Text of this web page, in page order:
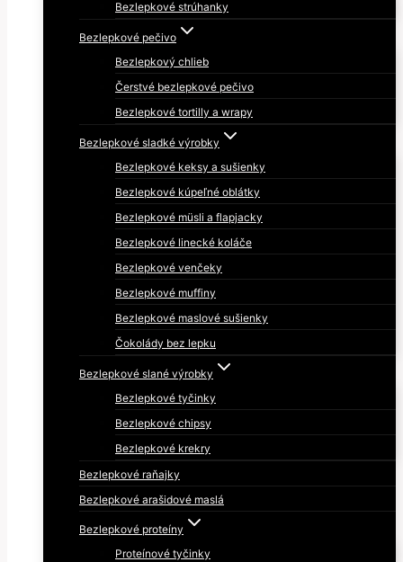
Bezlepkové strúhanky
Bezlepkové pečivo
Bezlepkový chlieb
Čerstvé bezlepkové pečivo
Bezlepkové tortilly a wrapy
Bezlepkové sladké výrobky
Bezlepkové keksy a sušienky
Bezlepkové kúpeľné oblátky
Bezlepkové müsli a flapjacky
Bezlepkové linecké koláče
Bezlepkové venčeky
Bezlepkové muffiny
Bezlepkové maslové sušienky
Čokolády bez lepku
Bezlepkové slané výrobky
Bezlepkové tyčinky
Bezlepkové chipsy
Bezlepkové krekry
Bezlepkové raňajky
Bezlepkové arašidové maslá
Bezlepkové proteíny
Proteínové tyčinky